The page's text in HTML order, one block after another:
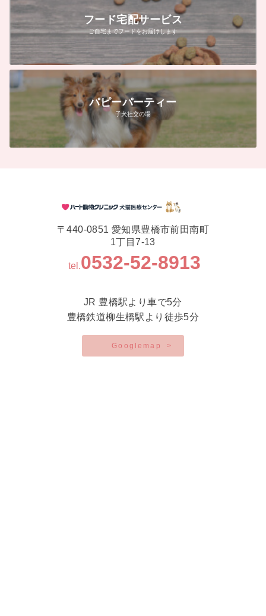
フード宅配サービス
ご自宅までフードをお届けします
パピーパーティー
子犬社交の場
〒440-0851 愛知県豊橋市前田南町
1丁目7-13
tel.0532-52-8913
JR 豊橋駅より車で5分
豊橋鉄道柳生橋駅より徒歩5分
Googlemap >